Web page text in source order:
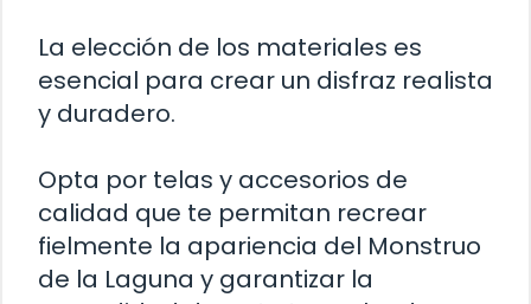
La elección de los materiales es
esencial para crear un disfraz realista
y duradero.
Opta por telas y accesorios de
calidad que te permitan recrear
fielmente la apariencia del Monstruo
de la Laguna y garantizar la